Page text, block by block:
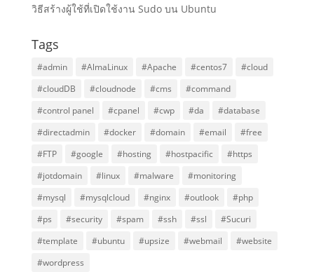
วิธีสร้างผู้ใช้ที่เปิดใช้งาน Sudo บน Ubuntu
Tags
#admin #AlmaLinux #Apache #centos7
#cloud
#cloudDB
#cloudnode #cms
#command
#control panel
#cpanel #cwp #da
#database
#directadmin
#docker #domain #email
#free
#FTP
#google #hosting #hostpacific
#https
#jotdomain
#linux #malware
#monitoring
#mysql
#mysqlcloud #nginx #outlook
#php
#ps
#security #spam #ssh #ssl
#Sucuri
#template
#ubuntu #upsize #webmail
#website
#wordpress